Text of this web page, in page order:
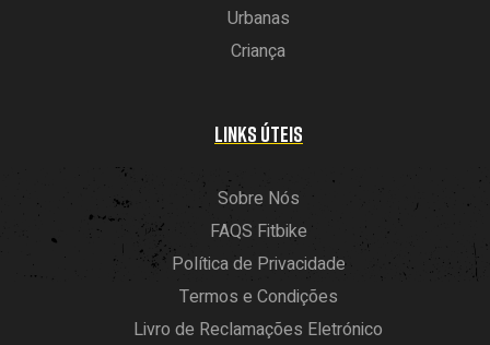
Urbanas
Criança
LINKS ÚTEIS
Sobre Nós
FAQS Fitbike
Política de Privacidade
Termos e Condições
Livro de Reclamações Eletrónico